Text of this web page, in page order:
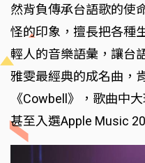
然背負傳承台語歌的使
怪的印象，擅長把各種
輕人的音樂語彙，讓台
雅雯最經典的成名曲，
《Cowbell》，歌曲中
甚至入選Apple Music